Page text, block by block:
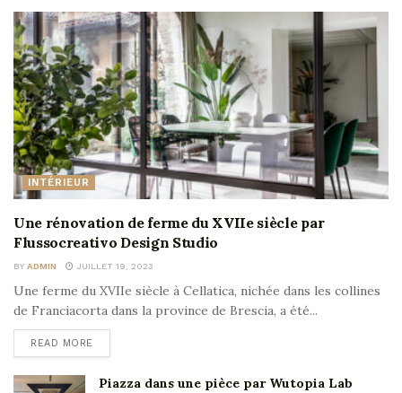
INTÉRIEUR
Une rénovation de ferme du XVIIe siècle par
Flussocreativo Design Studio
BY ADMIN JUILLET 19, 2023
Une ferme du XVIIe siècle à Cellatica, nichée dans les collines
de Franciacorta dans la province de Brescia, a été...
READ MORE
Piazza dans une pièce par Wutopia Lab